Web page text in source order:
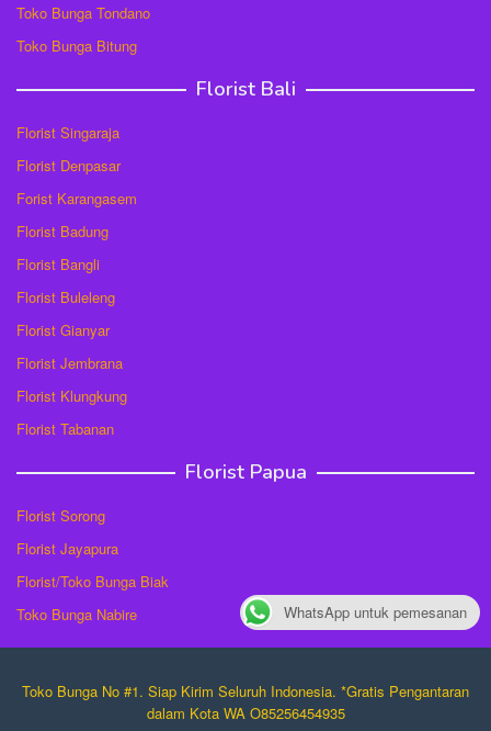
Toko Bunga Tondano
Toko Bunga Bitung
Florist Bali
Florist Singaraja
Florist Denpasar
Forist Karangasem
Florist Badung
Florist Bangli
Florist Buleleng
Florist Gianyar
Florist Jembrana
Florist Klungkung
Florist Tabanan
Florist Papua
Florist Sorong
Florist Jayapura
Florist/Toko Bunga Biak
Toko Bunga Nabire
Toko Bunga No #1. Siap Kirim Seluruh Indonesia. *Gratis Pengantaran
dalam Kota WA O85256454935
WhatsApp untuk pemesanan